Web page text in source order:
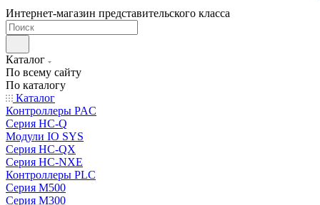
Интернет-магазин представительского класса
Каталог
По всему сайту
По каталогу
Каталог
Контроллеры PAC
Серия HC-Q
Модули IO SYS
Серия HC-QX
Серия HC-NXE
Контроллеры PLC
Серия M500
Серия M300